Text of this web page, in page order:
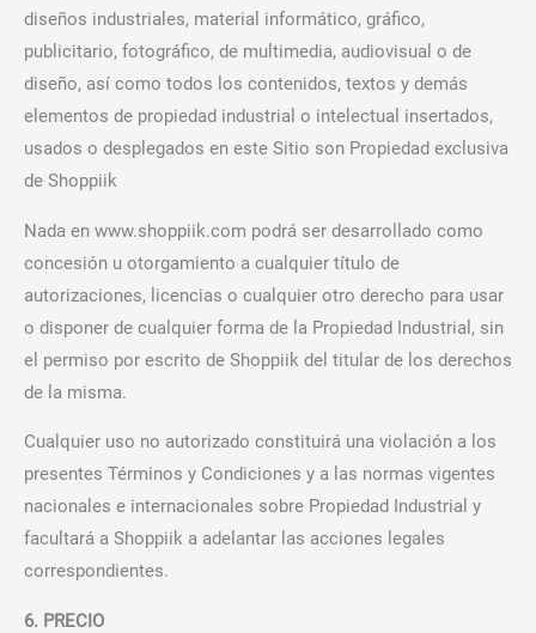
diseños industriales, material informático, gráfico,
publicitario, fotográfico, de multimedia, audiovisual o de
diseño, así como todos los contenidos, textos y demás
elementos de propiedad industrial o intelectual insertados,
usados o desplegados en este Sitio son Propiedad exclusiva
de Shoppiik
Nada en www.shoppiik.com podrá ser desarrollado como
concesión u otorgamiento a cualquier título de
autorizaciones, licencias o cualquier otro derecho para usar
o disponer de cualquier forma de la Propiedad Industrial, sin
el permiso por escrito de Shoppiik del titular de los derechos
de la misma.
Cualquier uso no autorizado constituirá una violación a los
presentes Términos y Condiciones y a las normas vigentes
nacionales e internacionales sobre Propiedad Industrial y
facultará a Shoppiik a adelantar las acciones legales
correspondientes.
6. PRECIO